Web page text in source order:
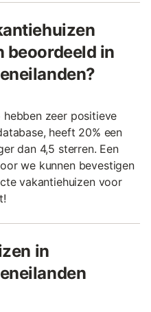
beoordeeld in
zeer positieve
heeft 20% een
dan 4,5 sterren. Een
we kunnen bevestigen
vakantiehuizen voor
in